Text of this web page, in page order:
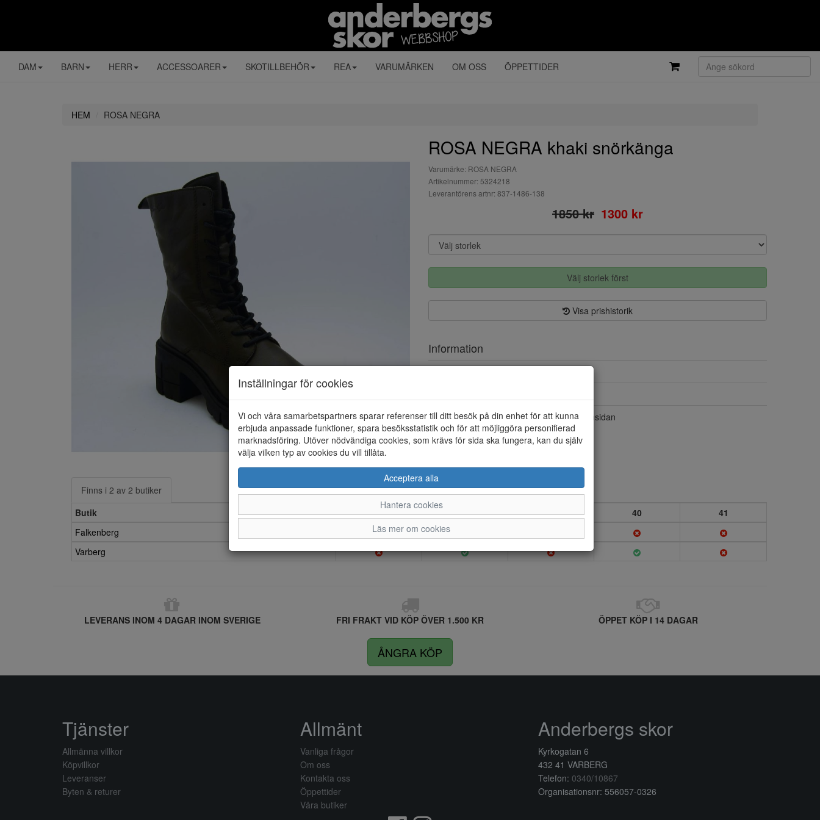
DAM BARN HERR ACCESSOARER SKOTILLBEHÖR REA VARUMÄRKEN OM OSS ÖPPETTIDER
HEM ROSA NEGRA
ROSA NEGRA khaki snörkänga
Varumärke: ROSA NEGRA
Artikelnummer: 5324218
Leverantörens artnr: 837-1486-138
1850 kr 1300 kr
Välj storlek först
Visa prishistorik
Information
Övrigt
Dragkedja insidan
Finns i 2 av 2 butiker
Butik
37 38 39 40
41
Falkenberg
Varberg
LEVERANS INOM 4 DAGAR INOM SVERIGE FRI FRAKT VID KÖP ÖVER 1.500 KR ÖPPET KÖP I 14 DAGAR
ÅNGRA KÖP
Inställningar för cookies
Vi och våra samarbetspartners sparar referenser till ditt besök på din enhet för att kunna
erbjuda anpassade funktioner, spara besöksstatistik och för att möjliggöra personifierad
marknadsföring. Utöver nödvändiga cookies, som krävs för sida ska fungera, kan du själv
välja vilken typ av cookies du vill tillåta.
Acceptera alla
Hantera cookies
Läs mer om cookies
Tjänster
Allmänna villkor
Köpvillkor
Leveranser
Byten & returer
Allmänt
Vanliga frågor
Om oss
Kontakta oss
Öppettider
Våra butiker
Anderbergs skor
Kyrkogatan 6
432 41 VARBERG
Telefon: 0340/10867
Organisationsnr: 556057-0326